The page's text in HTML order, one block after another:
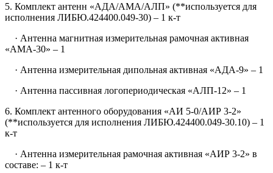
5. Комплект антенн «АДА/АМА/АЛП» (**используется для
исполнения ЛИБЮ.424400.049-30) – 1 к-т
· Антенна магнитная измерительная рамочная активная
«АМА-30» – 1
· Антенна измерительная дипольная активная «АДА-9» – 1
· Антенна пассивная логопериодическая «АЛП-12» – 1
6. Комплект антенного оборудования «АИ 5-0/АИР 3-2»
(**используется для исполнения ЛИБЮ.424400.049-30.10) – 1
к-т
· Антенна измерительная рамочная активная «АИР 3-2» в
составе: – 1 к-т